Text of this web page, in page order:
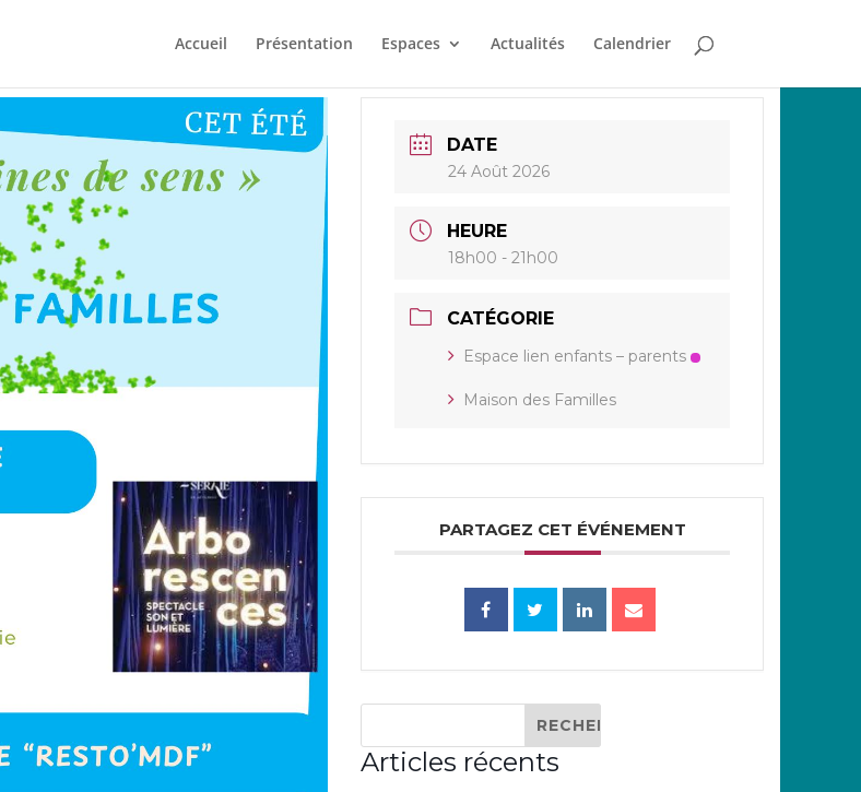
Accueil Présentation Espaces Actualités Calendrier
DATE
24 Août 2026
HEURE
18h00 - 21h00
CATÉGORIE
Espace lien enfants – parents
Maison des Familles
PARTAGEZ CET ÉVÉNEMENT
Articles récents